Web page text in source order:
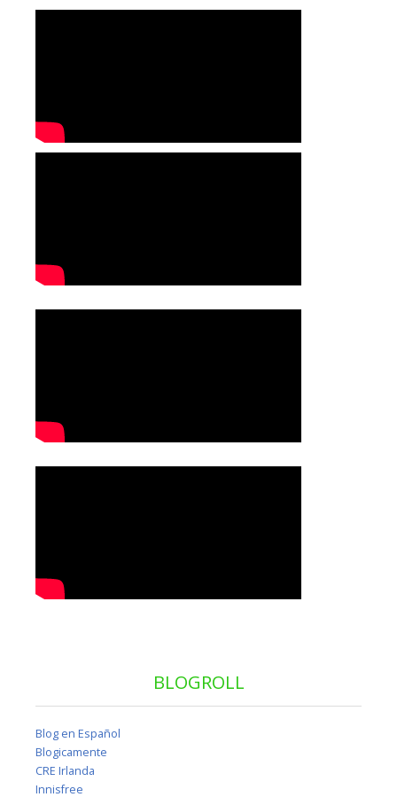
BLOGROLL
Blog en Español
Blogicamente
CRE Irlanda
Innisfree